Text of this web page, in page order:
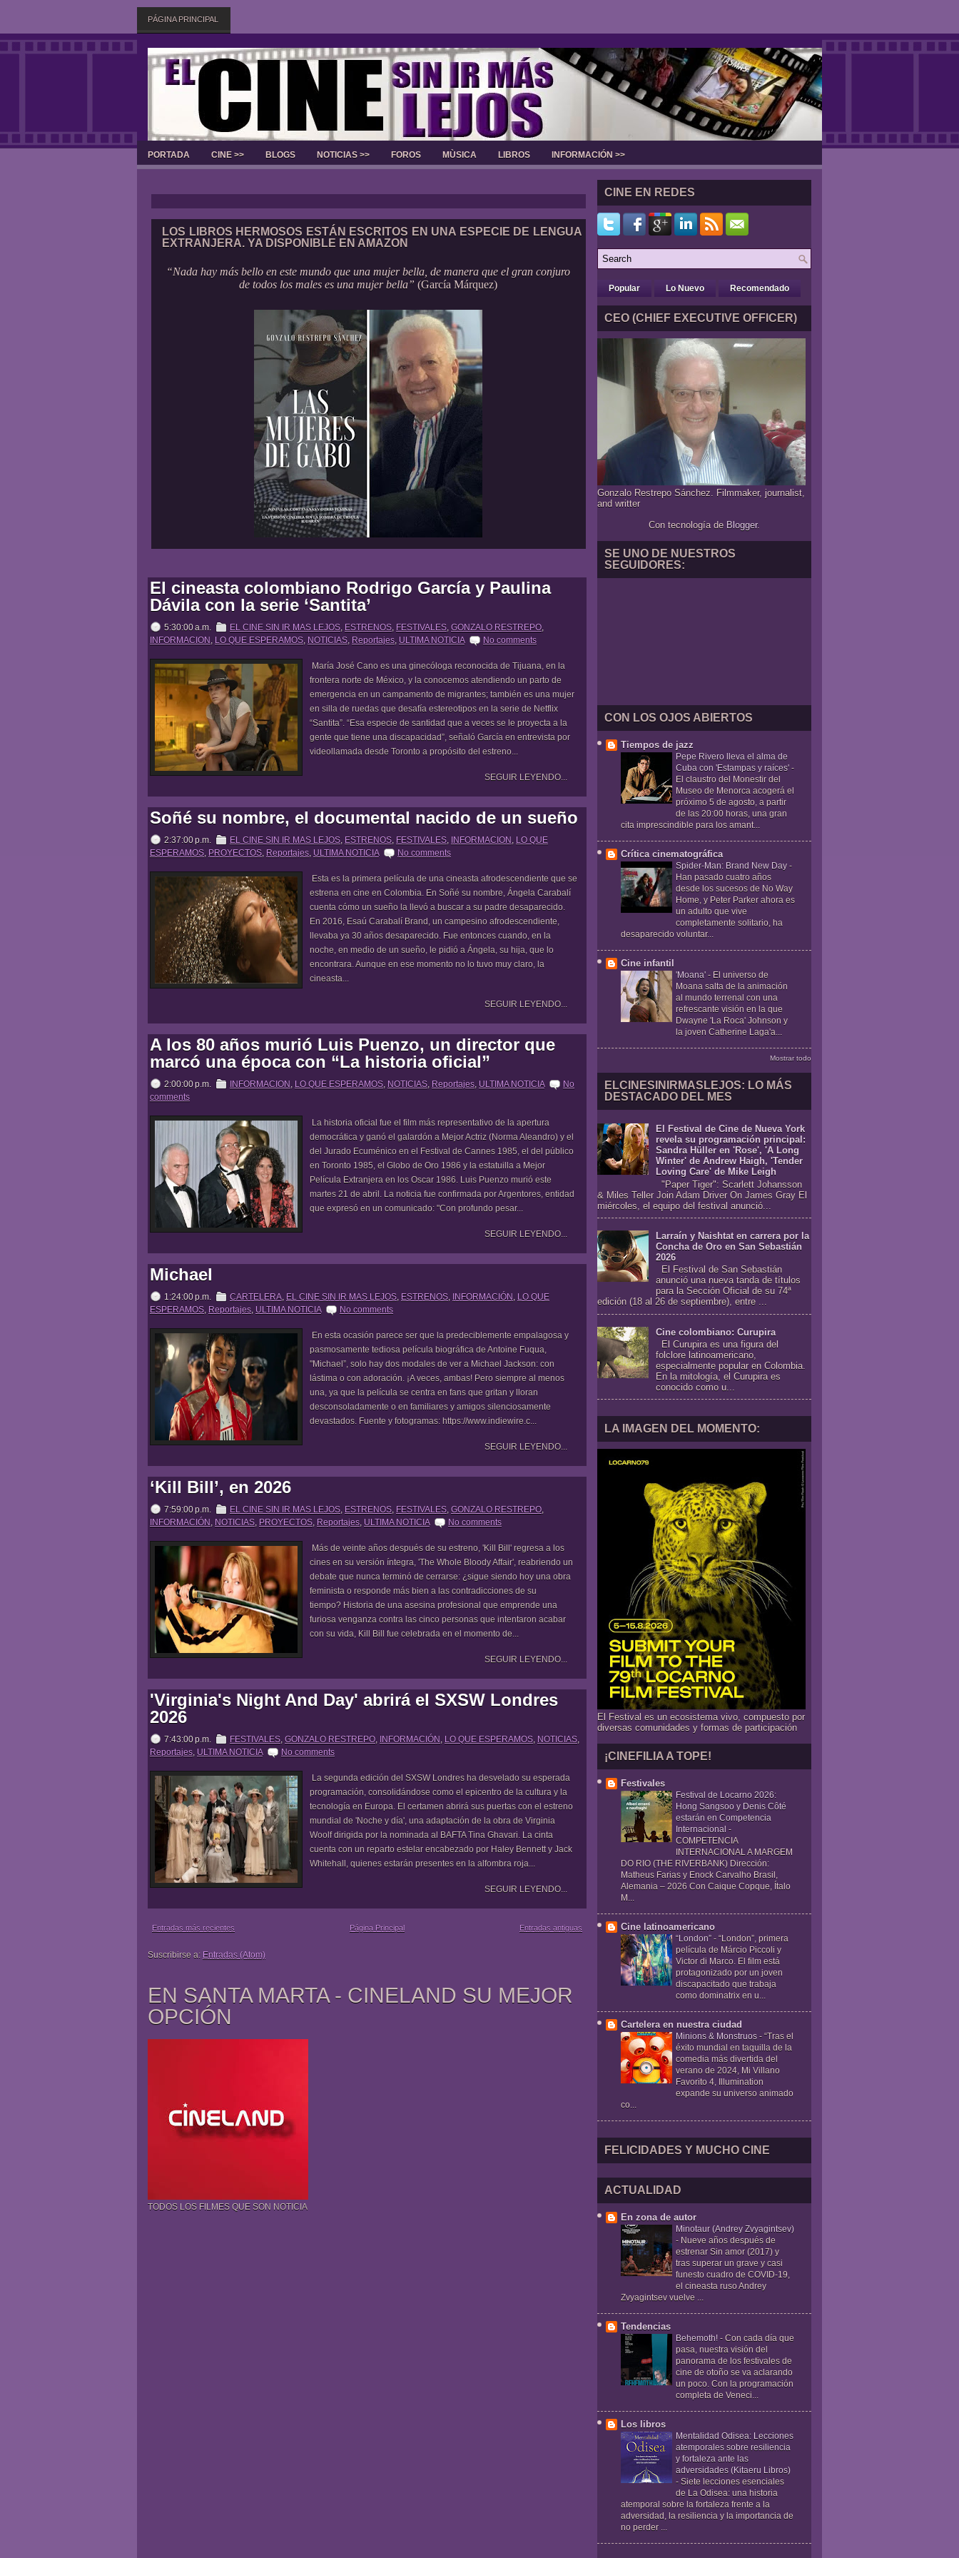
PÁGINA PRINCIPAL
PORTADA CINE >> BLOGS NOTICIAS >> FOROS MÙSICA LIBROS INFORMACIÓN >>
LOS LIBROS HERMOSOS ESTÁN ESCRITOS EN UNA ESPECIE DE LENGUA
EXTRANJERA. YA DISPONIBLE EN AMAZON
“Nada hay más bello en este mundo que una mujer bella, de manera que el gran conjuro
de todos los males es una mujer bella” (García Márquez)
El cineasta colombiano Rodrigo García y Paulina
Dávila con la serie ‘Santita’
5:30:00 a.m. EL CINE SIN IR MAS LEJOS, ESTRENOS, FESTIVALES, GONZALO RESTREPO,
INFORMACION , LO QUE ESPERAMOS, NOTICIAS, Reportajes, ULTIMA NOTICIA No comments
María José Cano es una ginecóloga reconocida de Tijuana, en la
frontera norte de México, y la conocemos atendiendo un parto de
emergencia en un campamento de migrantes; también es una mujer
en silla de ruedas que desafía estereotipos en la serie de Netflix
“Santita”. “Esa especie de santidad que a veces se le proyecta a la
gente que tiene una discapacidad”, señaló García en entrevista por
videollamada desde Toronto a propósito del estreno...
SEGUIR LEYENDO...
Soñé su nombre, el documental nacido de un sueño
2:37:00 p.m. EL CINE SIN IR MAS LEJOS, ESTRENOS, FESTIVALES, INFORMACION , LO QUE
ESPERAMOS, PROYECTOS, Reportajes, ULTIMA NOTICIA No comments
Esta es la primera película de una cineasta afrodescendiente que se
estrena en cine en Colombia. En Soñé su nombre, Ángela Carabalí
cuenta cómo un sueño la llevó a buscar a su padre desaparecido.
En 2016, Esaú Carabalí Brand, un campesino afrodescendiente,
llevaba ya 30 años desaparecido. Fue entonces cuando, en la
noche, en medio de un sueño, le pidió a Ángela, su hija, que lo
encontrara. Aunque en ese momento no lo tuvo muy claro, la
cineasta...
SEGUIR LEYENDO...
A los 80 años murió Luis Puenzo, un director que
marcó una época con “La historia oficial”
2:00:00 p.m. INFORMACION , LO QUE ESPERAMOS, NOTICIAS, Reportajes, ULTIMA NOTICIA
No
comments
La historia oficial fue el film más representativo de la apertura
democrática y ganó el galardón a Mejor Actriz (Norma Aleandro) y el
del Jurado Ecuménico en el Festival de Cannes 1985, el del público
en Toronto 1985, el Globo de Oro 1986 y la estatuilla a Mejor
Película Extranjera en los Oscar 1986. Luis Puenzo murió este
martes 21 de abril. La noticia fue confirmada por Argentores, entidad
que expresó en un comunicado: "Con profundo pesar...
SEGUIR LEYENDO...
Michael
1:24:00 p.m. CARTELERA, EL CINE SIN IR MAS LEJOS, ESTRENOS, INFORMACIÓN , LO QUE
ESPERAMOS, Reportajes, ULTIMA NOTICIA No comments
En esta ocasión parece ser que la predeciblemente empalagosa y
pasmosamente tediosa película biográfica de Antoine Fuqua,
"Michael”, solo hay dos modales de ver a Michael Jackson: con
lástima o con adoración. ¡A veces, ambas! Pero siempre al menos
una, ya que la película se centra en fans que gritan y lloran
desconsoladamente o en familiares y amigos silenciosamente
devastados. Fuente y fotogramas: https://www.indiewire.c...
SEGUIR LEYENDO...
‘Kill Bill’, en 2026
7:59:00 p.m. EL CINE SIN IR MAS LEJOS, ESTRENOS, FESTIVALES, GONZALO RESTREPO,
INFORMACIÓN , NOTICIAS, PROYECTOS, Reportajes, ULTIMA NOTICIA No comments
Más de veinte años después de su estreno, 'Kill Bill' regresa a los
cines en su versión íntegra, 'The Whole Bloody Affair', reabriendo un
debate que nunca terminó de cerrarse: ¿sigue siendo hoy una obra
feminista o responde más bien a las contradicciones de su
tiempo? Historia de una asesina profesional que emprende una
furiosa venganza contra las cinco personas que intentaron acabar
con su vida, Kill Bill fue celebrada en el momento de...
SEGUIR LEYENDO...
'Virginia's Night And Day' abrirá el SXSW Londres
2026
7:43:00 p.m. FESTIVALES, GONZALO RESTREPO, INFORMACIÓN , LO QUE ESPERAMOS, NOTICIAS,
Reportajes, ULTIMA NOTICIA No comments
La segunda edición del SXSW Londres ha desvelado su esperada
programación, consolidándose como el epicentro de la cultura y la
tecnología en Europa. El certamen abrirá sus puertas con el estreno
mundial de 'Noche y día', una adaptación de la obra de Virginia
Woolf dirigida por la nominada al BAFTA Tina Ghavari. La cinta
cuenta con un reparto estelar encabezado por Haley Bennett y Jack
Whitehall, quienes estarán presentes en la alfombra roja...
SEGUIR LEYENDO...
Entradas más recientes Entradas antiguas
Página Principal
Suscribirse a: Entradas (Atom)
EN SANTA MARTA - CINELAND SU MEJOR
OPCIÓN
TODOS LOS FILMES QUE SON NOTICIA
CINE EN REDES
Popular Lo Nuevo Recomendado
CEO (CHIEF EXECUTIVE OFFICER)
Gonzalo Restrepo Sánchez. Filmmaker, journalist,
and writter
Con tecnología de Blogger.
SE UNO DE NUESTROS
SEGUIDORES:
CON LOS OJOS ABIERTOS
Tiempos de jazz
Pepe Rivero lleva el alma de
Cuba con 'Estampas y raíces' -
El claustro del Monestir del
Museo de Menorca acogerá el
próximo 5 de agosto, a partir
de las 20:00 horas, una gran
cita imprescindible para los amant...
Crítica cinematográfica
Spider-Man: Brand New Day -
Han pasado cuatro años
desde los sucesos de No Way
Home, y Peter Parker ahora es
un adulto que vive
completamente solitario, ha
desaparecido voluntar...
Cine infantil
'Moana' - El universo de
Moana salta de la animación
al mundo terrenal con una
refrescante visión en la que
Dwayne 'La Roca' Johnson y
la joven Catherine Laga'a...
Mostrar todo
ELCINESINIRMASLEJOS: LO MÁS
DESTACADO DEL MES
El Festival de Cine de Nueva York
revela su programación principal:
Sandra Hüller en 'Rose', 'A Long
Winter' de Andrew Haigh, 'Tender
Loving Care' de Mike Leigh
"Paper Tiger": Scarlett Johansson
& Miles Teller Join Adam Driver On James Gray El
miércoles, el equipo del festival anunció...
Larraín y Naishtat en carrera por la
Concha de Oro en San Sebastián
2026
El Festival de San Sebastián
anunció una nueva tanda de títulos
para la Sección Oficial de su 74ª
edición (18 al 26 de septiembre), entre ...
Cine colombiano: Curupira
El Curupira es una figura del
folclore latinoamericano,
especialmente popular en Colombia.
En la mitología, el Curupira es
conocido como u...
LA IMAGEN DEL MOMENTO:
El Festival es un ecosistema vivo, compuesto por
diversas comunidades y formas de participación
¡CINEFILIA A TOPE!
Festivales
Festival de Locarno 2026:
Hong Sangsoo y Denis Côté
estarán en Competencia
Internacional -
COMPETENCIA
INTERNACIONAL A MARGEM
DO RIO (THE RIVERBANK) Dirección:
Matheus Farias y Enock Carvalho Brasil,
Alemania – 2026 Con Caique Copque, Ítalo
M...
Cine latinoamericano
“London” - “London”, primera
película de Márcio Piccoli y
Victor di Marco. El film está
protagonizado por un joven
discapacitado que trabaja
como dominatrix en u...
Cartelera en nuestra ciudad
Minions & Monstruos - “Tras el
éxito mundial en taquilla de la
comedia más divertida del
verano de 2024, Mi Villano
Favorito 4, Illumination
expande su universo animado
co...
FELICIDADES Y MUCHO CINE
ACTUALIDAD
En zona de autor
Minotaur (Andrey Zvyagintsev)
- Nueve años después de
estrenar Sin amor (2017) y
tras superar un grave y casi
funesto cuadro de COVID-19,
el cineasta ruso Andrey
Zvyagintsev vuelve ...
Tendencias
Behemoth! - Con cada día que
pasa, nuestra visión del
panorama de los festivales de
cine de otoño se va aclarando
un poco. Con la programación
completa de Veneci...
Los libros
Mentalidad Odisea: Lecciones
atemporales sobre resiliencia
y fortaleza ante las
adversidades (Kitaeru Libros)
- Siete lecciones esenciales
de La Odisea: una historia
atemporal sobre la fortaleza frente a la
adversidad, la resiliencia y la importancia de
no perder ...